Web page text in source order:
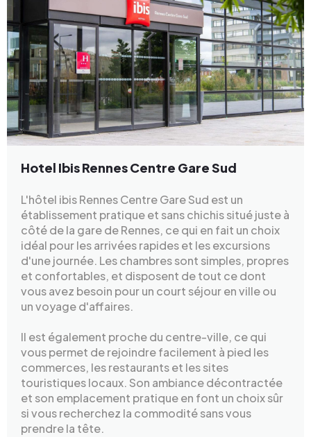
Hotel Ibis Rennes Centre Gare Sud
L'hôtel ibis Rennes Centre Gare Sud est un
établissement pratique et sans chichis situé juste à
côté de la gare de Rennes, ce qui en fait un choix
idéal pour les arrivées rapides et les excursions
d'une journée. Les chambres sont simples, propres
et confortables, et disposent de tout ce dont
vous avez besoin pour un court séjour en ville ou
un voyage d'affaires.
Il est également proche du centre-ville, ce qui
vous permet de rejoindre facilement à pied les
commerces, les restaurants et les sites
touristiques locaux. Son ambiance décontractée
et son emplacement pratique en font un choix sûr
si vous recherchez la commodité sans vous
prendre la tête.